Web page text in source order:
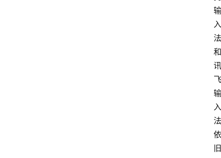
输
入
法
和
讯
飞
输
入
法
依
旧